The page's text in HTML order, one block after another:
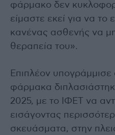
φάρμακο δεν
είμαστε εκεί για να
κανένας ασθενής να μη
θεραπεία του».
Επιπλέον υπογράμμισε
φάρμακα
2025, με το ΙΦΕΤ να
εισάγοντας
σκευάσματα, στην